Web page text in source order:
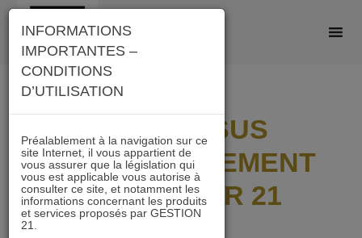
Skip
content
PROCESSUS
D’INVESTISSEMENT
IMMOBILIER 21
INFORMATIONS
IMPORTANTES –
CONDITIONS
D’UTILISATION
Préalablement à la navigation sur ce
site Internet, il vous appartient de
vous assurer que la législation qui
vous est applicable vous autorise à
consulter ce site, et notamment les
informations concernant les produits
et services proposés par GESTION
21.